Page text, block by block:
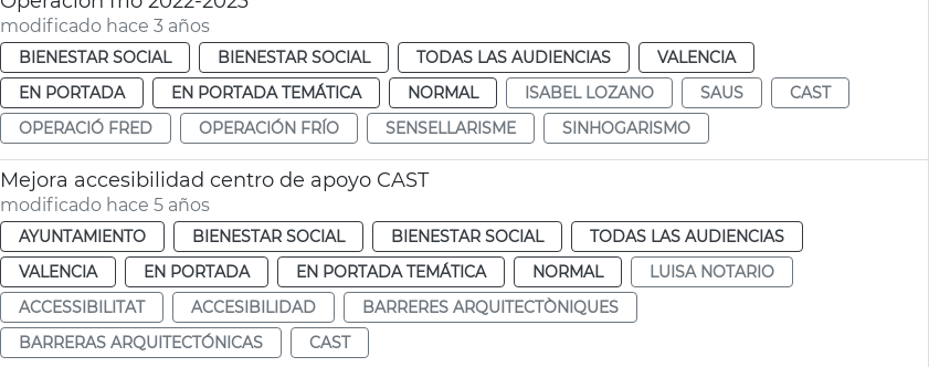
modificado hace 3 años
BIENESTAR SOCIAL BIENESTAR SOCIAL TODAS LAS AUDIENCIAS
VALENCIA
EN PORTADA
EN PORTADA TEMÁTICA NORMAL ISABEL LOZANO SAUS
CAST
OPERACIÓ FRED
OPERACIÓN FRÍO SENSELLARISME SINHOGARISMO
Mejora accesibilidad centro de apoyo CAST
modificado hace 5 años
AYUNTAMIENTO BIENESTAR SOCIAL BIENESTAR SOCIAL
TODAS LAS AUDIENCIAS
VALENCIA
EN PORTADA EN PORTADA TEMÁTICA NORMAL
LUISA NOTARIO
ACCESSIBILITAT
ACCESIBILIDAD
BARRERES ARQUITECTÒNIQUES
BARRERAS ARQUITECTÓNICAS
CAST